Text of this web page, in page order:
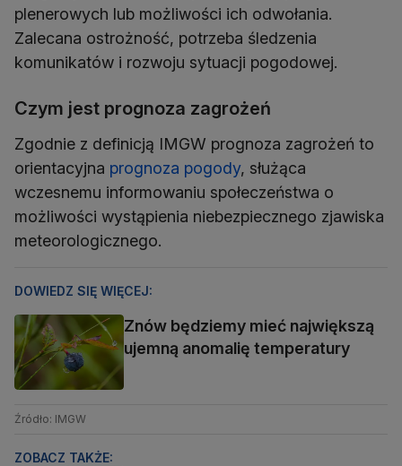
plenerowych lub możliwości ich odwołania.
Zalecana ostrożność, potrzeba śledzenia
komunikatów i rozwoju sytuacji pogodowej.
Czym jest prognoza zagrożeń
Zgodnie z definicją IMGW prognoza zagrożeń to
orientacyjna prognoza pogody, służąca
wczesnemu informowaniu społeczeństwa o
możliwości wystąpienia niebezpiecznego zjawiska
meteorologicznego.
DOWIEDZ SIĘ WIĘCEJ:
Znów będziemy mieć największą
ujemną anomalię temperatury
Źródło: IMGW
ZOBACZ TAKŻE: